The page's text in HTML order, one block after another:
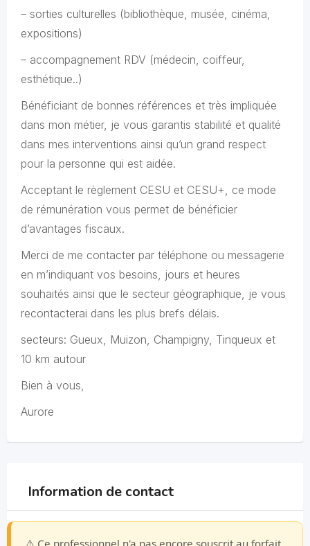
– sorties culturelles (bibliothèque, musée, cinéma,
expositions)
– accompagnement RDV (médecin, coiffeur,
esthétique..)
Bénéficiant de bonnes références et très impliquée
dans mon métier, je vous garantis stabilité et qualité
dans mes interventions ainsi qu’un grand respect
pour la personne qui est aidée.
Acceptant le règlement CESU et CESU+, ce mode
de rémunération vous permet de bénéficier
d’avantages fiscaux.
Merci de me contacter par téléphone ou messagerie
en m’indiquant vos besoins, jours et heures
souhaités ainsi que le secteur géographique, je vous
recontacterai dans les plus brefs délais.
secteurs: Gueux, Muizon, Champigny, Tinqueux et
10 km autour
Bien à vous,
Aurore
Information de contact
⚠️ Ce professionnel n'a pas encore souscrit au forfait